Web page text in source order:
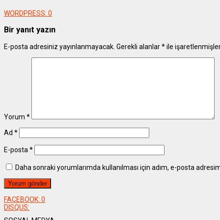
WORDPRESS: 0
Bir yanıt yazın
E-posta adresiniz yayınlanmayacak. Gerekli alanlar*ile
Yorum *
Ad *
E-posta *
Daha sonraki yorumlarımda kullanılması için adım, e-posta
FACEBOOK: 0
DISQUS: